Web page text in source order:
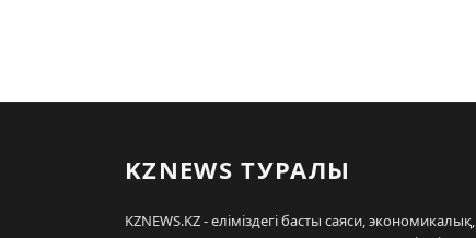
KZNEWS ТУРАЛЫ
KZNEWS.KZ - еліміздегі басты саяси, экономикалық,